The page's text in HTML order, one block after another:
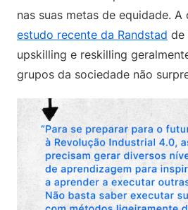
nas suas metas de equidade.
estudo recente da Randstad de
upskilling e reskilling
grupos da sociedade não